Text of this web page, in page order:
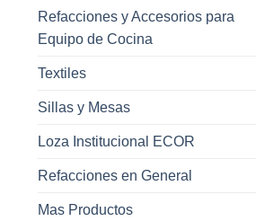
Refacciones y Accesorios para
Equipo de Cocina
Textiles
Sillas y Mesas
Loza Institucional ECOR
Refacciones en General
Mas Productos